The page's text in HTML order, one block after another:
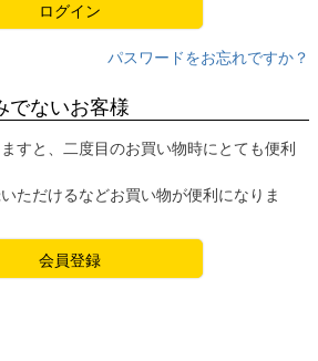
ログイン
パスワードをお忘れですか？
でないお客様
すと、二度目のお買い物時にとても便利
ただけるなどお買い物が便利になりま
会員登録